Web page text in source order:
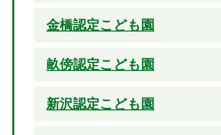
金橋認定こども園
畝傍認定こども園
新沢認定こども園